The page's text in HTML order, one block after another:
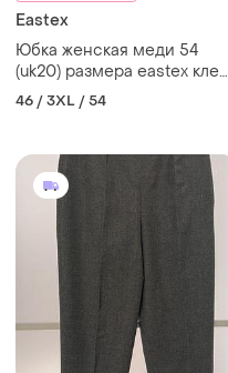
Eastex
Юбка женская меди 54
(uk20) размера eastex клеш
на подкладке цветочный
принт
46 / 3XL / 54